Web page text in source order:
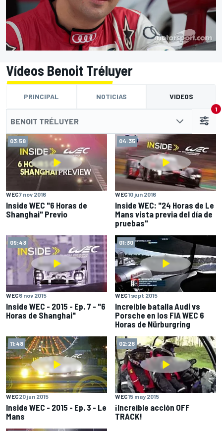
Vídeos Benoit Tréluyer
PRINCIPAL NOTICIAS VIDEOS
BENOIT TRÉLUYER
1
03:58
WEC7 nov 2016
Inside WEC "6 Horas de
Shanghai" Previo
04:35
WEC10 jun 2016
Inside WEC: "24 Horas de Le
Mans vista previa del día de
pruebas"
09:43
WEC6 nov 2015
Inside WEC - 2015 - Ep. 7 - "6
Horas de Shanghai"
01:30
WEC1 sept 2015
Increíble batalla Audi vs
Porsche en los FIA WEC 6
Horas de Nürburgring
11:48
WEC20 jun 2015
Inside WEC - 2015 - Ep. 3 - Le
Mans
02:28
WEC15 may 2015
¡Increíble acción OFF
TRACK!